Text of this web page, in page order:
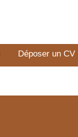
Déposer un CV